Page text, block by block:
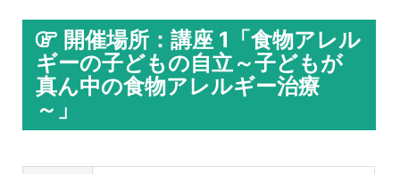
開催場所：講座 1「食物アレル
ギーの子どもの自立～子どもが
真ん中の食物アレルギー治療
～」